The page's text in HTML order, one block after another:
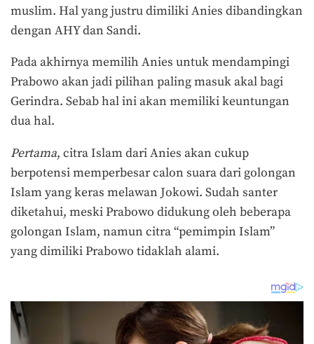
muslim. Hal yang justru dimiliki Anies dibandingkan
dengan AHY dan Sandi.
Pada akhirnya memilih Anies untuk mendampingi
Prabowo akan jadi pilihan paling masuk akal bagi
Gerindra. Sebab hal ini akan memiliki keuntungan
dua hal.
Pertama, citra Islam dari Anies akan cukup
berpotensi memperbesar calon suara dari golongan
Islam yang keras melawan Jokowi. Sudah santer
diketahui, meski Prabowo didukung oleh beberapa
golongan Islam, namun citra “pemimpin Islam”
yang dimiliki Prabowo tidaklah alami.